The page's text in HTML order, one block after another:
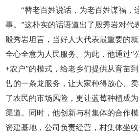
“替老百姓说话，为老百姓谋福，
事。”这朴实的话语道出了殷秀岩对代
殷秀岩坦言，当好人大代表最重要的
全心全意为人民服务。为此，他通过“
+农户”的模式，给老乡们提供从育苗
售的一条龙服务，让大家种得放心、
了农民的市场风险，更让蓝莓种植成
渠道。同时，他创新与村集体的合作
资建基地，公司负责经营，村集体坐